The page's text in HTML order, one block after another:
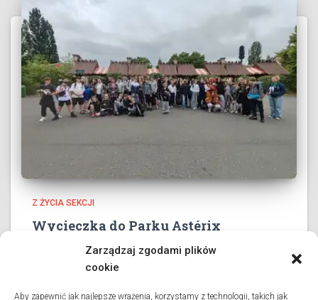
Zarządzaj zgodami plików
cookie
Aby zapewnić jak najlepsze wrażenia, korzystamy z technologii, takich jak
Z ŻYCIA SEKCJI
Wycieczka do Parku Astérix
3 czerwca 2026 roku wszystkie klasy collège’u oraz dwie
klasy liceum wybrały się na długo wyczekiwaną
profesor Danuty Charlon oraz przy wsparciu grona